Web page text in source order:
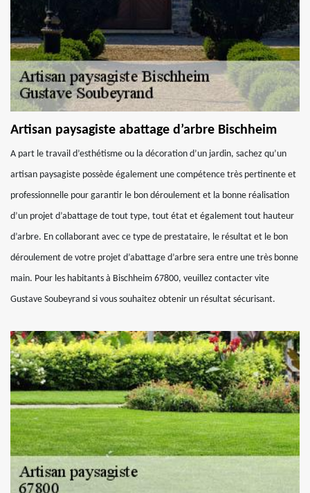
Artisan paysagiste abattage d’arbre Bischheim
A part le travail d’esthétisme ou la décoration d’un jardin, sachez qu’un
artisan paysagiste possède également une compétence très pertinente et
professionnelle pour garantir le bon déroulement et la bonne réalisation
d’un projet d’abattage de tout type, tout état et également tout hauteur
d’arbre. En collaborant avec ce type de prestataire, le résultat et le bon
déroulement de votre projet d’abattage d’arbre sera entre une très bonne
main. Pour les habitants à Bischheim 67800, veuillez contacter vite
Gustave Soubeyrand si vous souhaitez obtenir un résultat sécurisant.